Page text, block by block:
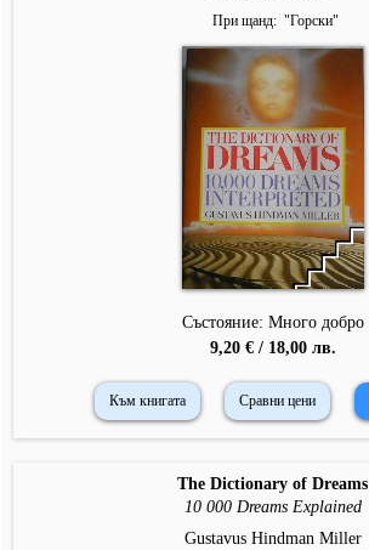
При щанд
"Горски"
Състояние: Много добро
9,20 € / 18,00 лв.
Към книгата Сравни цени
The Dictionary of Dreams
10 000 Dreams Explained
Gustavus Hindman Miller